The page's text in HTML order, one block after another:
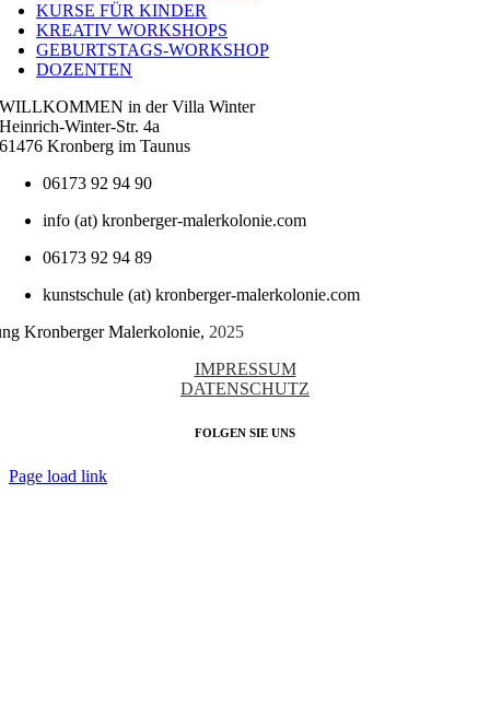
KURSE FÜR KINDER
KREATIV WORKSHOPS
GEBURTSTAGS-WORKSHOP
DOZENTEN
WILLKOMMEN in der Villa Winter
Heinrich-Winter-Str. 4a
61476 Kronberg im Taunus
06173 92 94 90
info (at) kronberger-malerkolonie.com
06173 92 94 89
kunstschule (at) kronberger-malerkolonie.com
Kronberger Malerkolonie, 2025
IMPRESSUM
DATENSCHUTZ
FOLGEN SIE UNS
Page load link